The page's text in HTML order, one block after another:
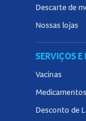
Descarte de
Nossas lojas
SERVIÇOS
Vacinas
Desconto de